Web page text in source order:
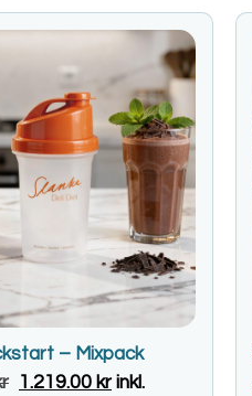
– Mixpack
1.219.00 krinkl.